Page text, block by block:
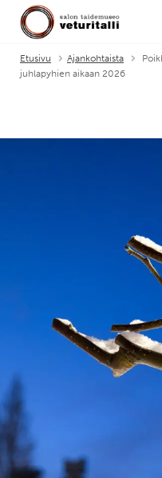
Etusivu Ajankohtaista
juhlapyhien aikaan 2026